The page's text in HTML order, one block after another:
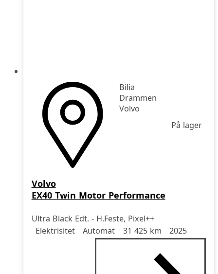
Bilia
Drammen
Volvo
På lager
Volvo
EX40 Twin Motor Performance
Ultra Black Edt. - H.Feste, Pixel++
Drivstoff
Elektrisitet
Girkasse Automat
Kjørelengde 31 425 km
årsmodell 2025